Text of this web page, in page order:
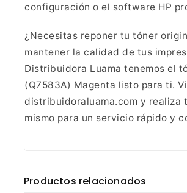
configuración o el software HP
¿Necesitas reponer tu tóner
mantener la calidad de tus
Distribuidora Luama tenemos el
(Q7583A) Magenta listo para ti.
distribuidoraluama.com y realiza
mismo para un servicio rápido y
Productos relacionados